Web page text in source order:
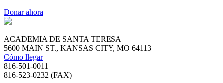
Donar ahora
ACADEMIA DE SANTA TERESA
5600 MAIN ST., KANSAS CITY, MO 64113
Cómo llegar
816-501-0011
816-523-0232 (FAX)